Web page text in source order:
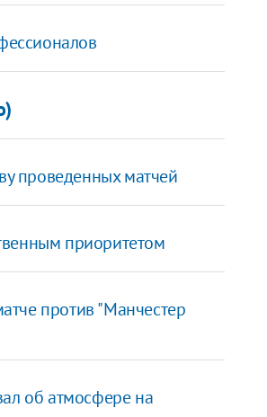
проведенных матчей
приоритетом
против "Манчестер
об атмосфере на